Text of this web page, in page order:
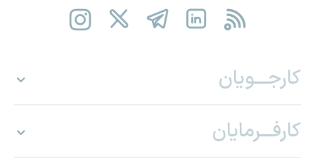
کارجـــویان
کارفـــرمایان